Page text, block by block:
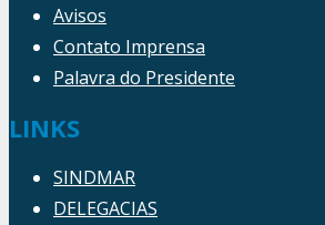
Avisos
Contato Imprensa
Palavra do Presidente
LINKS
SINDMAR
DELEGACIAS